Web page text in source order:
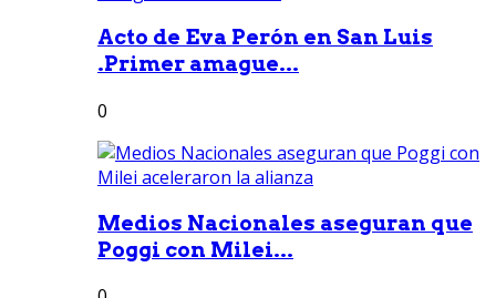
Acto de Eva Perón en San Luis
.Primer amague...
0
Medios Nacionales aseguran que
Poggi con Milei...